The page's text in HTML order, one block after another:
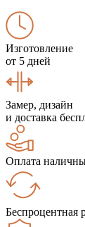
Изготовление
от 5 дней
Замер, дизайн
и доставка
Оплата
Беспроцентная